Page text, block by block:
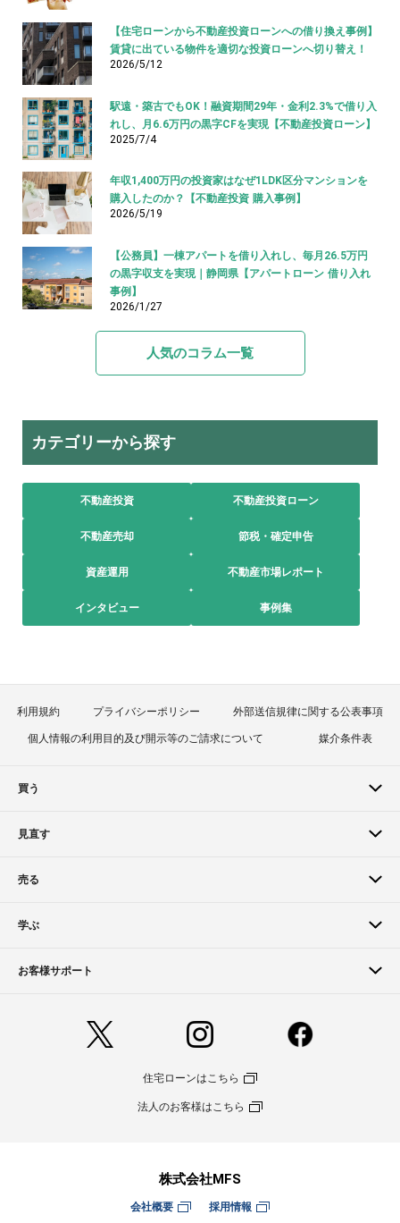
【住宅ローンから不動産投資ローンへの借り換え事例】
賃貸に出ている物件を適切な投資ローンへ切り替え！
2026/5/12
駅遠・築古でもOK！融資期間29年・金利2.3%で借り入
れし、月6.6万円の黒字CFを実現【不動産投資ローン】
2025/7/4
年収1,400万円の投資家はなぜ1LDK区分マンションを
購入したのか？【不動産投資 購入事例】
2026/5/19
【公務員】一棟アパートを借り入れし、毎月26.5万円
の黒字収支を実現｜静岡県【アパートローン 借り入れ
事例】
2026/1/27
人気のコラム一覧
カテゴリーから探す
不動産投資 不動産投資ローン
不動産売却 節税・確定申告
資産運用 不動産市場レポート
インタビュー 事例集
利用規約 プライバシーポリシー 外部送信規律に関する公表事項
個人情報の利用目的及び開示等のご請求について 媒介条件表
買う
見直す
売る
学ぶ
お客様サポート
住宅ローンはこちら
法人のお客様はこちら
株式会社MFS
会社概要 採用情報